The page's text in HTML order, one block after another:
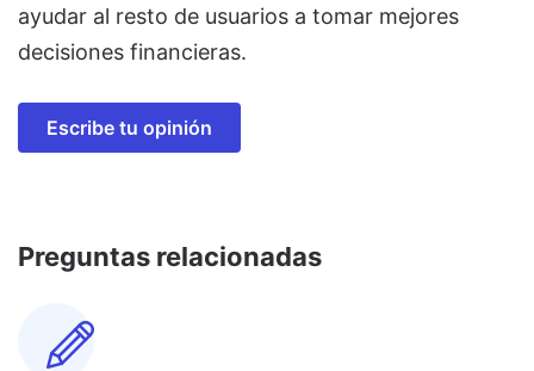
ayudar al resto de usuarios a tomar mejores
decisiones financieras.
Escribe tu opinión
Preguntas relacionadas